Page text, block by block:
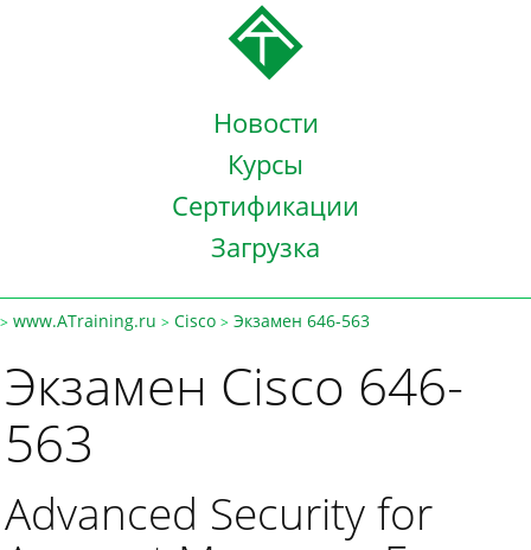
Новости
Курсы
Сертификации
Загрузка
> www.ATraining.ru > Cisco > Экзамен 646-563
Экзамен Cisco 646-
563
Advanced Security for